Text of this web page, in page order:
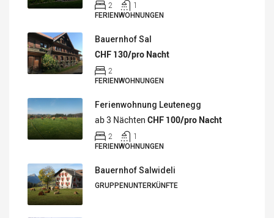
2 1
FERIENWOHNUNGEN
Bauernhof Sal
CHF 130/pro Nacht
2
FERIENWOHNUNGEN
Ferienwohnung Leutenegg
ab 3 Nächten CHF 100/pro Nacht
2 1
FERIENWOHNUNGEN
Bauernhof Salwideli
GRUPPENUNTERKÜNFTE